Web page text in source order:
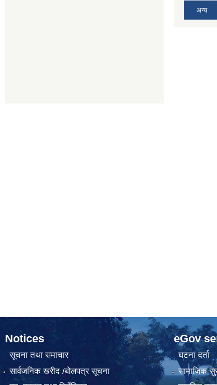
अन्य
Notices
सूचना तथा समाचार
सार्वजनिक खरीद /बोलपत्र सूचना
eGov
घटना दर्ता
सामाजिक